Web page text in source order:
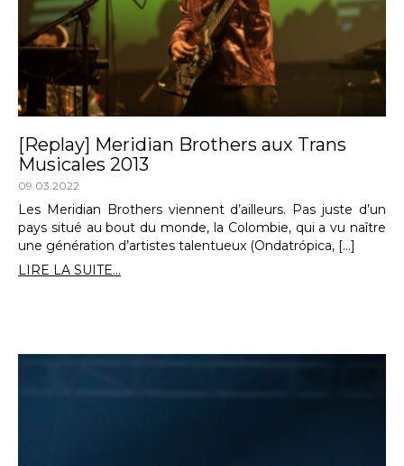
[Replay] Meridian Brothers aux Trans
Musicales 2013
09.03.2022
Les Meridian Brothers viennent d’ailleurs. Pas juste d’un
pays situé au bout du monde, la Colombie, qui a vu naître
une génération d’artistes talentueux (Ondatrópica, […]
LIRE LA SUITE...